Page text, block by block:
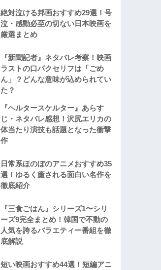
絶対泣ける邦画おすすめ29選！号
泣・感動必至の切ない日本映画を
厳選まとめ
『新聞記者』ネタバレ考察！映画
ラストの口パクセリフは「ごめ
ん」？どんな意味が込められてい
た？
『ヘルタースケルター』あらす
じ・ネタバレ感想！沢尻エリカの
体当たり演技も話題となった衝撃
作
日常系ほのぼのアニメおすすめ35
選！ゆるく癒される面白い名作を
徹底紹介
『三食ごはん』シリーズ1〜シリ
ーズ9完全まとめ！韓国で不動の
人気を誇るバラエティー番組を徹
底解説
短い映画おすすめ44選！短編アニ